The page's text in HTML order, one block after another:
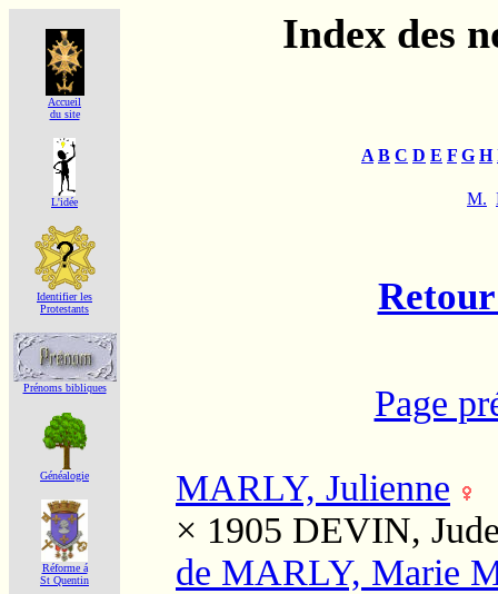
Accueil
du site
L'idée
Identifier les
Protestants
Prénoms bibliques
Généalogie
Réforme á
St Quentin
Index des
A B C D E F G H
M.
Page
MARLY, Julienne
× 1905 DEVIN,
de MARLY, Marie